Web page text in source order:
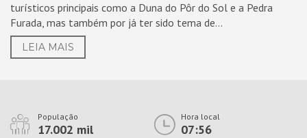
turísticos principais como a Duna do Pôr do Sol e a Pedra
Furada, mas também por já ter sido tema de...
LEIA MAIS
População
17.002 mil
Hora local
07:56